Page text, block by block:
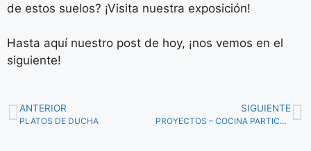
de estos suelos? ¡Visita nuestra exposición!
Hasta aquí nuestro post de hoy, ¡nos vemos en el
siguiente!
ANTERIOR
PLATOS DE DUCHA
SIGUIENTE
PROYECTOS – COCINA PARTICULAR